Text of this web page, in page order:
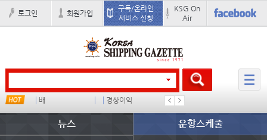
로그인 회원가입
구독/온라인
서비스 신청
KSG On
Air
대사 배 경상이익 부산신항
뉴스 운항스케줄